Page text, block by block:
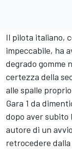
Il pilota italiano,
impeccabile, ha
degrado gomme
certezza della
alle spalle
Gara 1 da
dopo aver subito
autore di un
retrocedere